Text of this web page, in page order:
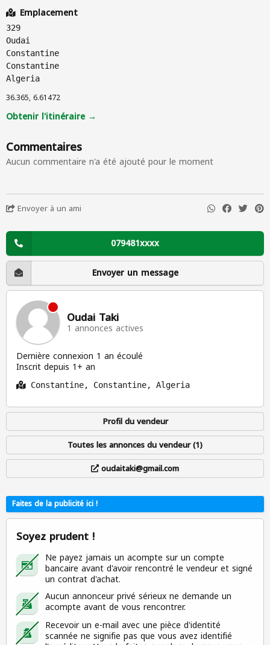
Emplacement
329
Oudai
Constantine
Constantine
Algeria
36.365, 6.61472
Obtenir l'itinéraire →
Commentaires
Aucun commentaire n'a été ajouté pour le moment
Envoyer à un ami
079481xxxx
Envoyer un message
Oudai Taki
1 annonces actives
Dernière connexion 1 an écoulé
Inscrit depuis 1+ an
Constantine, Constantine, Algeria
Profil du vendeur
Toutes les annonces du vendeur (1)
oudaitaki@gmail.com
Faites de la publicité ici !
Soyez prudent !
Ne payez jamais un acompte sur un compte
bancaire avant d'avoir rencontré le vendeur et signé
un contrat d'achat.
Aucun annonceur privé sérieux ne demande un
acompte avant de vous rencontrer.
Recevoir un e-mail avec une pièce d'identité
scannée ne signifie pas que vous avez identifié